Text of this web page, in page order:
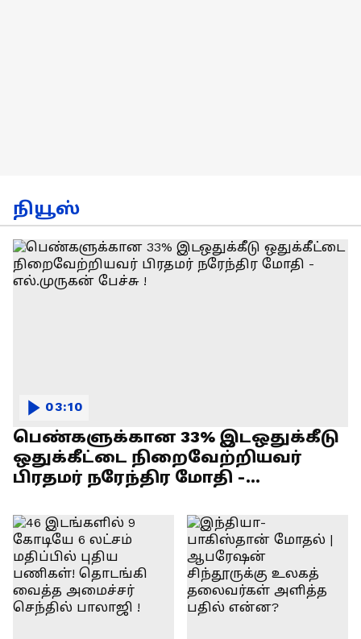
நியூஸ்
பெண்களுக்கான 33% இடஒதுக்கீடு
ஒதுக்கீட்டை நிறைவேற்றியவர்
பிரதமர் நரேந்திர மோதி -
03:10